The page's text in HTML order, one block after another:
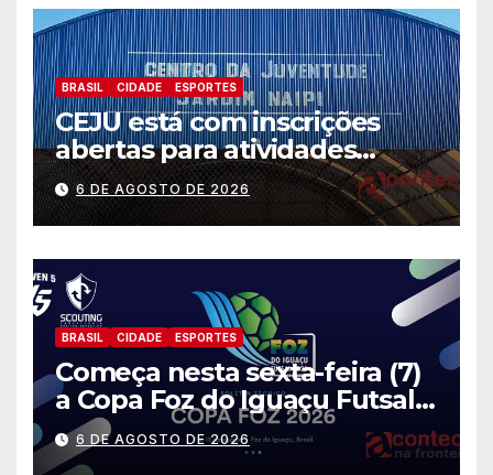
BRASIL CIDADE ESPORTES
CEJU está com inscrições
abertas para atividades
gratuitas
6 DE AGOSTO DE 2026
BRASIL CIDADE ESPORTES
Começa nesta sexta-feira (7)
a Copa Foz do Iguaçu Futsal
2026 com equipes de quatro
países
6 DE AGOSTO DE 2026